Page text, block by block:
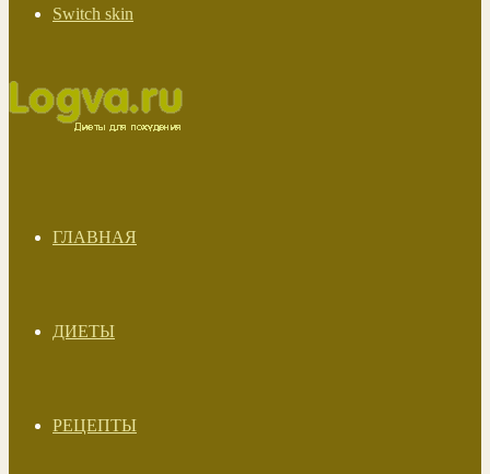
Switch skin
ГЛАВНАЯ
ДИЕТЫ
РЕЦЕПТЫ